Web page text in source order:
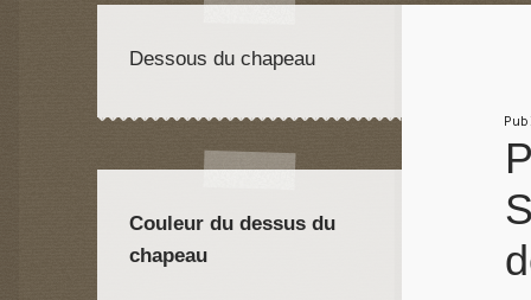
Dessous du chapeau
Couleur du dessus du
chapeau